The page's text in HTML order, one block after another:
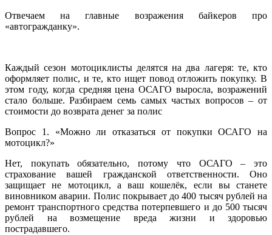
Отвечаем на главные возражения байкеров про
«автогражданку».
Каждый сезон мотоциклисты делятся на два лагеря: те, кто
оформляет полис, и те, кто ищет повод отложить покупку. В
этом году, когда средняя цена ОСАГО выросла, возражений
стало больше. Разбираем семь самых частых вопросов – от
стоимости до возврата денег за полис
Вопрос 1. «Можно ли отказаться от покупки ОСАГО на
мотоцикл?»
Нет, покупать обязательно, потому что ОСАГО – это
страхование вашей гражданской ответственности. Оно
защищает не мотоцикл, а ваш кошелёк, если вы станете
виновником аварии. Полис покрывает до 400 тысяч рублей на
ремонт транспортного средства потерпевшего и до 500 тысяч
рублей на возмещение вреда жизни и здоровью
пострадавшего.